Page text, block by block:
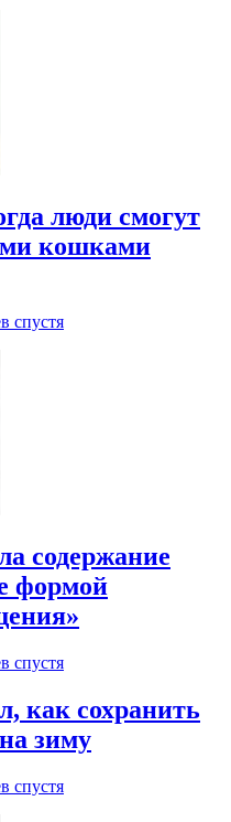
люди смогут
кошками
спустя
содержание
формой
спустя
как сохранить
зиму
спустя